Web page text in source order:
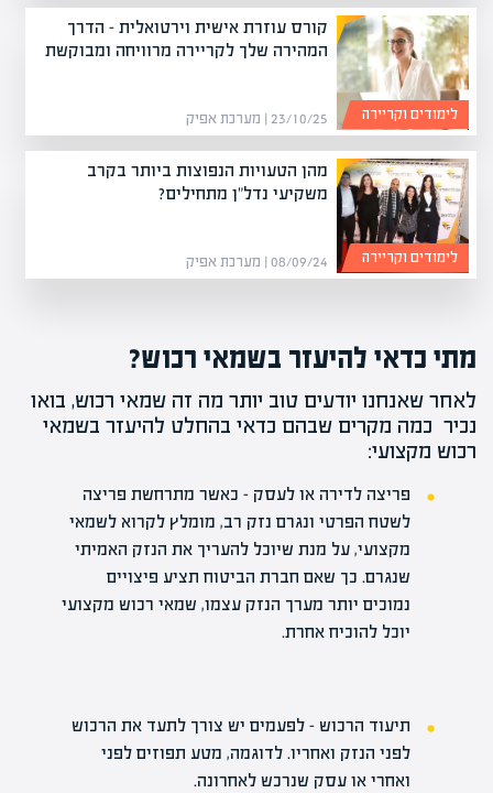
קורס עוזרת אישית וירטואלית – הדרך
המהירה שלך לקריירה מרוויחה ומבוקשת
23/10/25 | מערכת אפיק לימודים וקריירה
מהן הטעויות הנפוצות ביותר בקרב
משקיעי נדל"ן מתחילים?
08/09/24 | מערכת אפיק לימודים וקריירה
מתי כדאי להיעזר בשמאי רכוש?
לאחר שאנחנו יודעים טוב יותר מה זה שמאי רכוש, בואו
נכיר כמה מקרים שבהם כדאי בהחלט להיעזר בשמאי
רכוש מקצועי:
פריצה לדירה או לעסק – כאשר מתרחשת פריצה
לשטח הפרטי ונגרם נזק רב, מומלץ לקרוא לשמאי
מקצועי, על מנת שיוכל להעריך את הנזק האמיתי
שנגרם. כך שאם חברת הביטוח תציע פיצויים
נמוכים יותר מערך הנזק עצמו, שמאי רכוש מקצועי
יוכל להוכיח אחרת.
תיעוד הרכוש – לפעמים יש צורך לתעד את הרכוש
לפני הנזק ואחריו. לדוגמה, מטע תפוזים לפני
ואחרי או עסק שנרכש לאחרונה.